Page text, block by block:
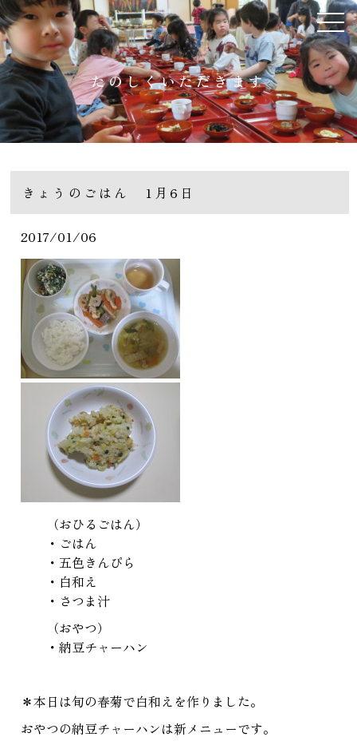
たのしくいただきます
きょうのごはん 1月6日
2017/01/06
（おひるごはん）
・ごはん
・五色きんぴら
・白和え
・さつま汁
（おやつ）
・納豆チャーハン
＊本日は旬の春菊で白和えを作りました。
おやつの納豆チャーハンは新メニューです。